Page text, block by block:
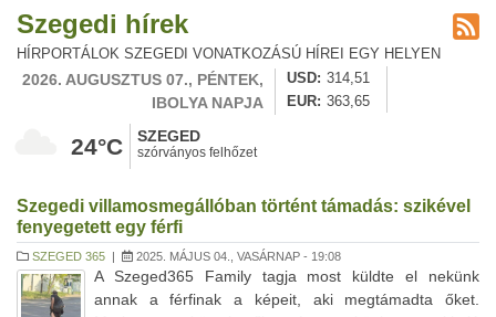
Szegedi hírek
HÍRPORTÁLOK SZEGEDI VONATKOZÁSÚ HÍREI EGY HELYEN
2026. AUGUSZTUS 07., PÉNTEK,
IBOLYA NAPJA
USD
314,51
EUR
363,65
24°C SZEGED
szórványos felhőzet
Szegedi villamosmegállóban történt támadás: szikével
fenyegetett egy férfi
SZEGED 365 | 2025. MÁJUS 04., VASÁRNAP - 19:08
A Szeged365 Family tagja most küldte el nekünk
annak a férfinak a képeit, aki megtámadta őket.